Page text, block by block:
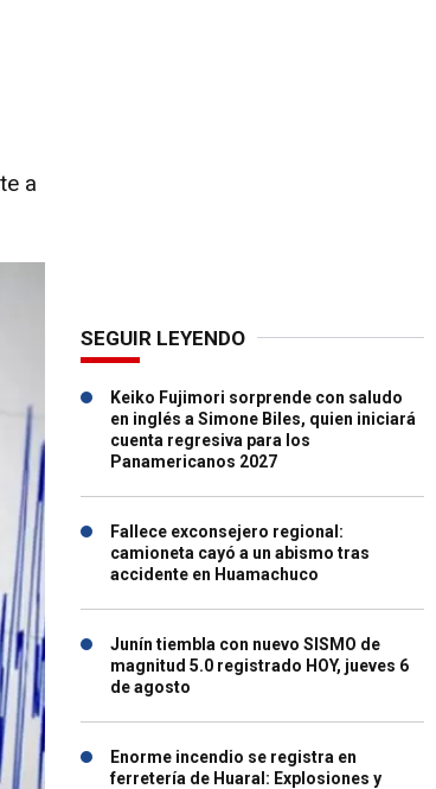
a
SEGUIR LEYENDO
Keiko Fujimori sorprende con saludo
en inglés a Simone Biles, quien iniciará
cuenta regresiva para los
Panamericanos 2027
Fallece exconsejero regional:
camioneta cayó a un abismo tras
accidente en Huamachuco
Junín tiembla con nuevo SISMO de
magnitud 5.0 registrado HOY, jueves 6
de agosto
Enorme incendio se registra en
ferretería de Huaral: Explosiones y